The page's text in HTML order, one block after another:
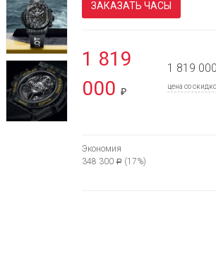
ЗАКАЗАТЬ ЧАСЫ
1 819
000
₽
1 819 000
цена со
Экономия
348 300 Р (17%)